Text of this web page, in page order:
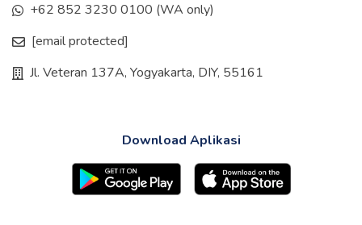
+62 852 3230 0100 (WA only)
[email protected]
Jl. Veteran 137A, Yogyakarta, DIY, 55161
Download Aplikasi